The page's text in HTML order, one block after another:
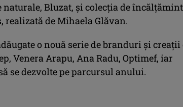
Bluzat, și colecția de
realizată de Mihaela Glăvan.
o nouă serie de branduri și creații
Venera Arapu, Ana Radu, Optimef, iar
se dezvolte pe parcursul anului.